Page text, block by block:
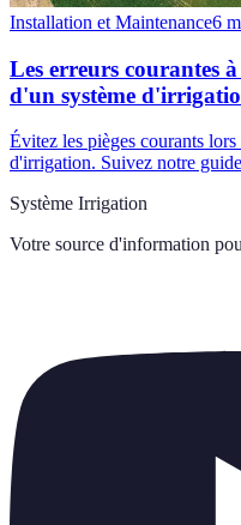
Installation et Maintenance6
Les erreurs courantes
d'un système
Évitez les pièges courants
d'irrigation. Suivez notre
Système Irrigation
Votre source d'information